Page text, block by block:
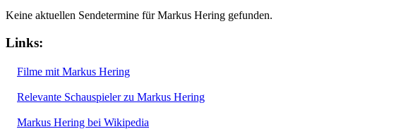
Keine aktuellen Sendetermine für Markus Hering gefunden.
Links:
Filme mit Markus Hering
Relevante Schauspieler zu Markus Hering
Markus Hering bei Wikipedia